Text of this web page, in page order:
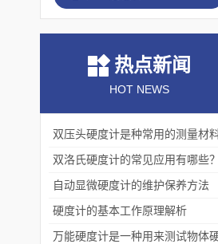
热点新闻
HOT NEWS
双洛氏硬度计的常见应用有哪些？
自动显微硬度计的维护保养方法
硬度计的基本工作原理解析